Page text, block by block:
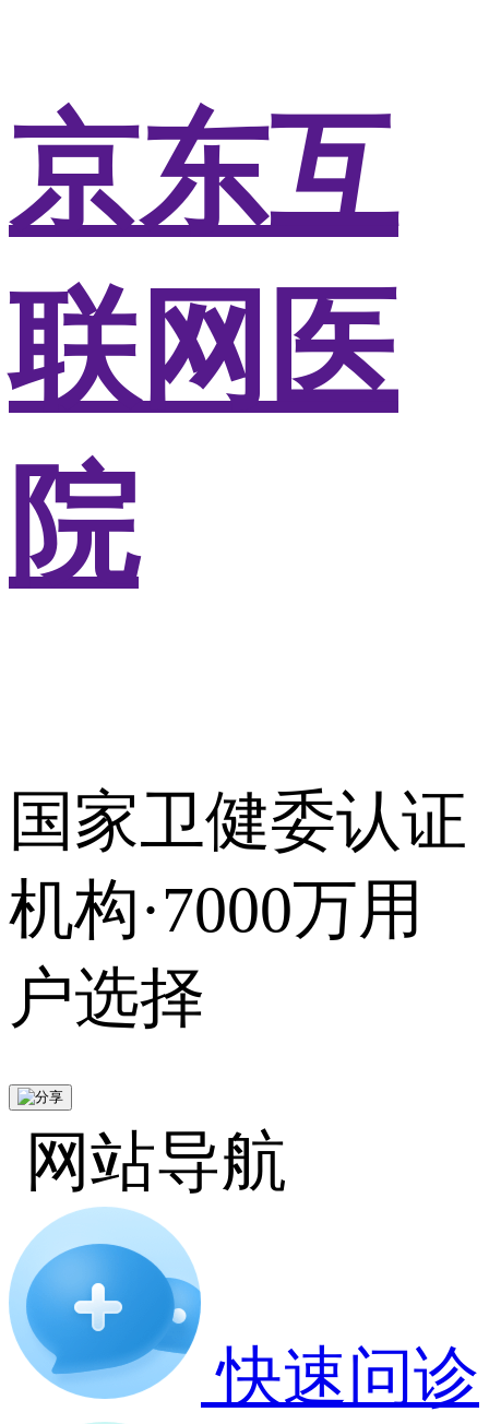
京东互
联网医
院
国家卫健委认证
机构·7000万用
户选择
网站导航
快速问诊